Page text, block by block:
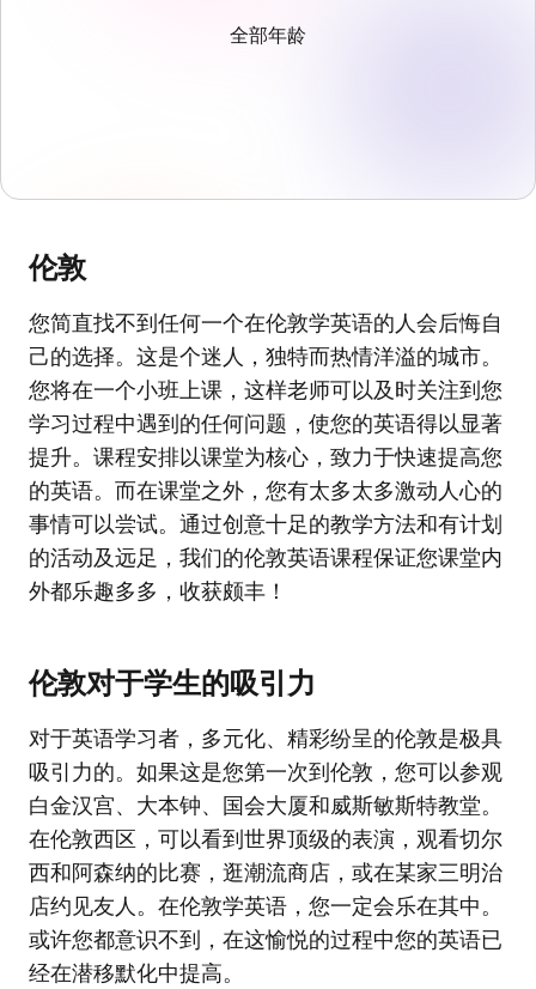
全部年龄
伦敦
您简直找不到任何一个在伦敦学英语的人会后悔自
己的选择。这是个迷人，独特而热情洋溢的城市。
您将在一个小班上课，这样老师可以及时关注到您
学习过程中遇到的任何问题，使您的英语得以显著
提升。课程安排以课堂为核心，致力于快速提高您
的英语。而在课堂之外，您有太多太多激动人心的
事情可以尝试。通过创意十足的教学方法和有计划
的活动及远足，我们的伦敦英语课程保证您课堂内
外都乐趣多多，收获颇丰！
伦敦对于学生的吸引力
对于英语学习者，多元化、精彩纷呈的伦敦是极具
吸引力的。如果这是您第一次到伦敦，您可以参观
白金汉宫、大本钟、国会大厦和威斯敏斯特教堂。
在伦敦西区，可以看到世界顶级的表演，观看切尔
西和阿森纳的比赛，逛潮流商店，或在某家三明治
店约见友人。在伦敦学英语，您一定会乐在其中。
或许您都意识不到，在这愉悦的过程中您的英语已
经在潜移默化中提高。